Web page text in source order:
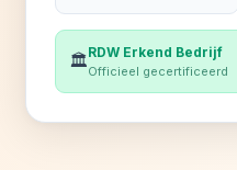
🏛️RDW Erkend Bedrijf
Officieel gecertificeerd